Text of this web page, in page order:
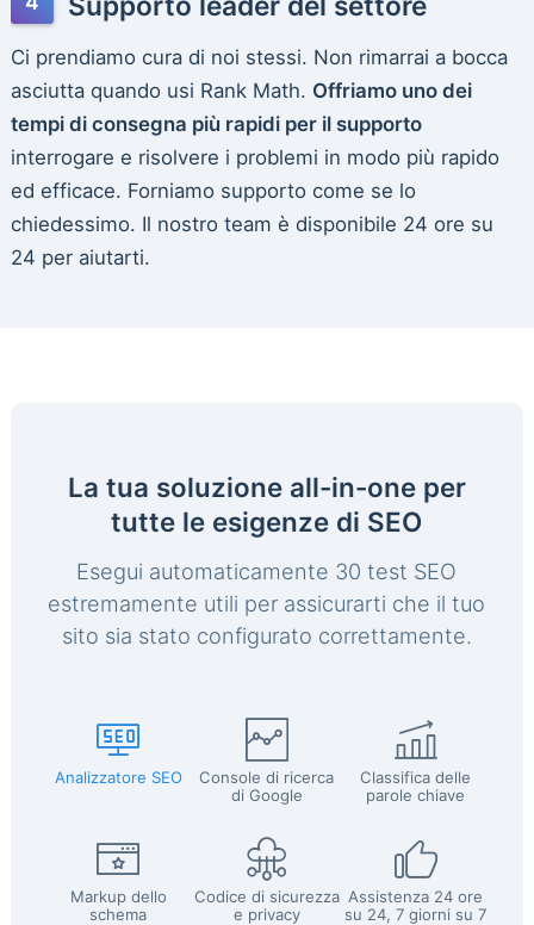
Ci prendiamo cura di noi stessi. Non rimarrai a bocca
asciutta quando usi Rank Math. Offriamo uno dei
tempi di consegna più rapidi per il supporto
interrogare e risolvere i problemi in modo più rapido
ed efficace. Forniamo supporto come se lo
chiedessimo. Il nostro team è disponibile 24 ore su
24 per aiutarti.
La tua soluzione all-in-one per
tutte le esigenze di SEO
Esegui automaticamente 30 test SEO
estremamente utili per assicurarti che il tuo
sito sia stato configurato correttamente.
Analizzatore SEO
Console di ricerca
di Google
Classifica delle
parole chiave
Markup dello
schema
Codice di sicurezza
e privacy
Assistenza 24 ore
su 24, 7 giorni su 7